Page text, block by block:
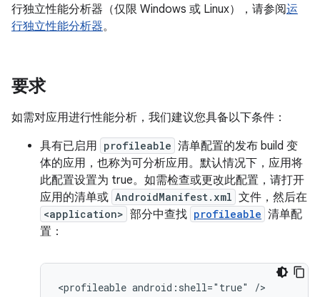
行独立性能分析器（仅限 Windows 或 Linux），请参阅运
行独立性能分析器。
要求
如需对应用进行性能分析，我们建议您具备以下条件：
具有已启用 profileable 清单配置的发布 build 变
体的应用，也称为可分析应用。默认情况下，应用将
此配置设置为 true。如需检查或更改此配置，请打开
应用的清单或 AndroidManifest.xml 文件，然后在
<application> 部分中查找 profileable 清单配
置：